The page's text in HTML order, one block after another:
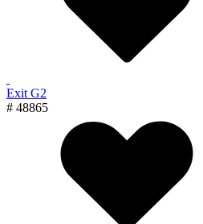
Exit G2
# 48865